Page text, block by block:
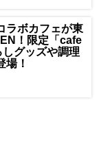
ラボカフェが東
！限定「cafe
グッズや調理
場！